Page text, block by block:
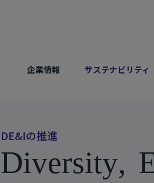
企業情報 サステナビリティ
DE&Iの推進
Diversity,